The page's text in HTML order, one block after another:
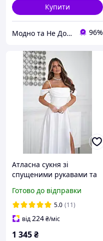
Купити
Модно та Не Дорого 96%
Атласна сукня зі
спущеними рукавами та
декольте
Готово до відправки
5.0 (11)
від224₴/міс
1 345₴